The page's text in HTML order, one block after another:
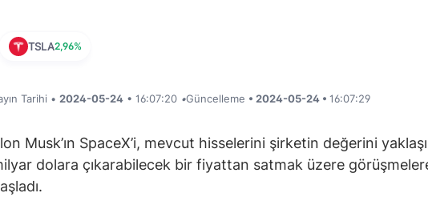
TSLA2,96%
Tarihi • 2024-05-24 • 16:07:20 •Güncelleme • 2024-05-24 • 16:07:29
Musk’ın SpaceX’i, mevcut hisselerini şirketin değerini
dolara çıkarabilecek bir fiyattan satmak üzere